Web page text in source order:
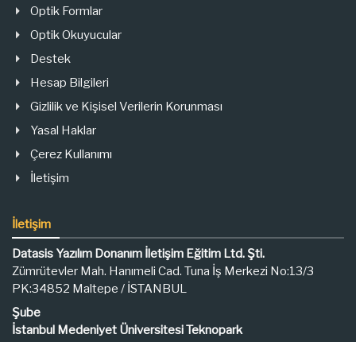
Optik Formlar
Optik Okuyucular
Destek
Hesap Bilgileri
Gizlilik ve Kişisel Verilerin Korunması
Yasal Haklar
Çerez Kullanımı
İletişim
İletişim
Datasis Yazılım Donanım İletişim Eğitim Ltd. Şti.
Zümrütevler Mah. Hanımeli Cad. Tuna İş Merkezi No:13/3
PK:34852 Maltepe / İSTANBUL
Şube
İstanbul Medeniyet Üniversitesi Teknopark